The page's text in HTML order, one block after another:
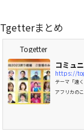
Tgetterまとめ
Togetter
コミュ
https://
テーマ「遠
アフリカの